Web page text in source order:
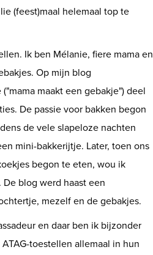
(feest)maal helemaal top te
Ik ben Mélanie, fiere mama en
Op mijn blog
maakt een gebakje") deel
De passie voor bakken begon
de vele slapeloze nachten
mini-bakkerijtje. Later, toen ons
begon te eten, wou ik
blog werd haast een
mezelf en de gebakjes.
en daar ben ik bijzonder
toestellen allemaal in hun